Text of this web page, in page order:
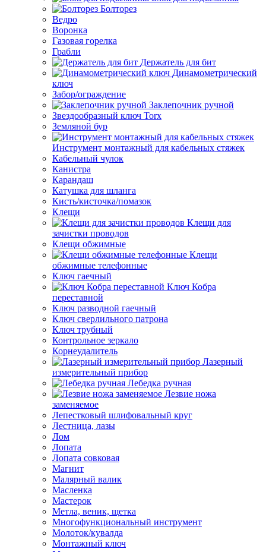
Болторез
Ведро
Воронка
Газовая горелка
Грабли
Держатель для бит
Динамометрический
ключ
Забор/ограждение
Заклепочник ручной
Звездообразный ключ Torx
Земляной бур
Инструмент монтажный для кабельных стяжек
Кабельный чулок
Канистра
Карандаш
Катушка для шланга
Кисть/кисточка/помазок
Клещи
Клещи для
зачистки проводов
Клещи обжимные
Клещи
обжимные телефонные
Ключ гаечный
Ключ Кобра
переставной
Ключ разводной гаечный
Ключ сверлильного патрона
Ключ трубный
Контрольное зеркало
Корнеудалитель
Лазерный
измерительный прибор
Лебедка ручная
Лезвие ножа
заменяемое
Лепестковый шлифовальный круг
Лестница, лазы
Лом
Лопата
Лопата совковая
Магнит
Малярный валик
Масленка
Мастерок
Метла, веник, щетка
Многофункциональный инструмент
Молоток/кувалда
Монтажный ключ